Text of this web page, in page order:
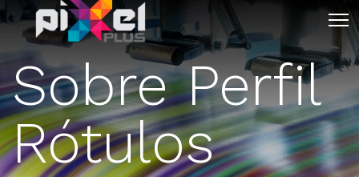
Sobre Perfil
Rótulos